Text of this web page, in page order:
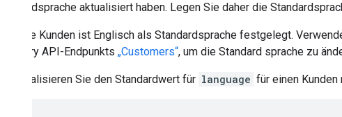
Standardsprache aktualisiert haben. Legen Sie daher die
Für neue Kunden ist Englisch als Standardsprache festgelegt.
Directory API-Endpunkts „Customers“, um die Standard sprache zu
So aktualisieren Sie den Standardwert für language für einen